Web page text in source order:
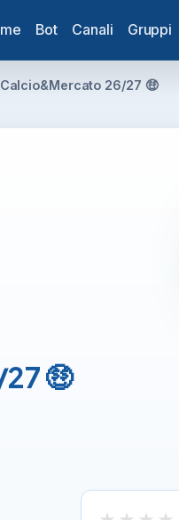
Bot Canali Gruppi
Calcio&Mercato 26/27 🤑
🤑